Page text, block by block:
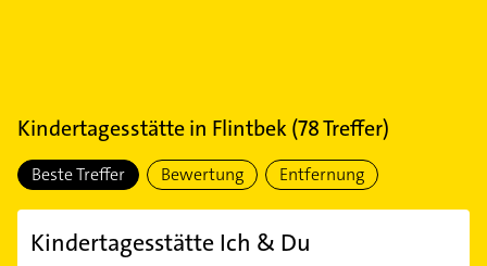
Kindertagesstättein Flintbek(78Treffer)
Beste Treffer Bewertung Entfernung
Kindertagesstätte Ich & Du